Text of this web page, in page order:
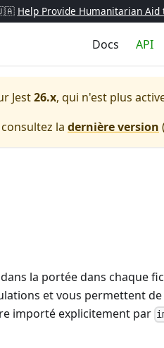
🇺🇦 Help Provide Humanitarian Aid
Docs API
Jest26.x, qui n'est plus
la dernière version (
la portée dans chaque
et vous permettent
importé explicitement par